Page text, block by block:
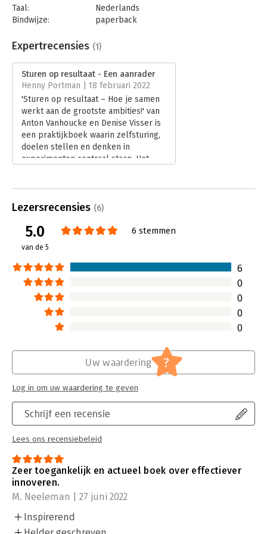
Taal:
Nederlands
Bindwijze:
paperback
Uitgever:
Boom
Verschijningsdatum:
Hoofdrubriek: Verandermanagement
Expertrecensies (1)
Sturen op resultaat - Een aanrader
Henny Portman | 18 februari 2022
'Sturen op resultaat – Hoe je samen
werkt aan de grootste ambities!' van
Anton Vanhoucke en Denise Visser is
een praktijkboek waarin zelfsturing,
doelen stellen en denken in
experimenten centraal staan. Het
OPME’s en biedt inzicht in het
experimenten.
Lees verder
Lezersrecensies (6)
5.0
van de 5
6 stemmen
6
0
0
0
0
Schrijf een recensie
Lees ons recensiebeleid
Uw waardering ?
Log in om uw waardering te geven
Zeer toegankelijk en actueel boek over effectiever
innoveren.
M. Neeleman | 27 juni 2022
Inspirerend